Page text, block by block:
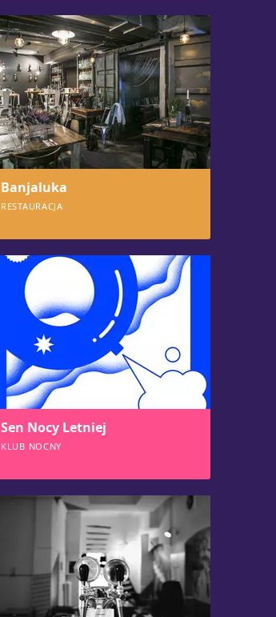
Banjaluka
RESTAURACJA
Sen Nocy Letniej
KLUB NOCNY